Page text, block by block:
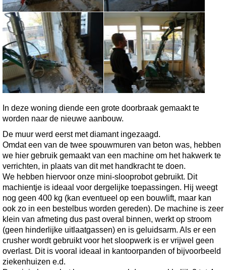
In deze woning diende een grote doorbraak gemaakt te
worden naar de nieuwe aanbouw.
De muur werd eerst met diamant ingezaagd.
Omdat een van de twee spouwmuren van beton was, hebben
we hier gebruik gemaakt van een machine om het hakwerk te
verrichten, in plaats van dit met handkracht te doen.
We hebben hiervoor onze mini-slooprobot gebruikt. Dit
machientje is ideaal voor dergelijke toepassingen. Hij weegt
nog geen 400 kg (kan eventueel op een bouwlift, maar kan
ook zo in een bestelbus worden gereden). De machine is zeer
klein van afmeting dus past overal binnen, werkt op stroom
(geen hinderlijke uitlaatgassen) en is geluidsarm. Als er een
crusher wordt gebruikt voor het sloopwerk is er vrijwel geen
overlast. Dit is vooral ideaal in kantoorpanden of bijvoorbeeld
ziekenhuizen e.d.